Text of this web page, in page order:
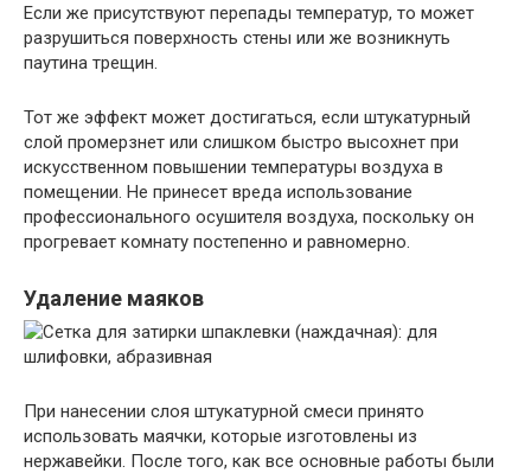
Если же присутствуют перепады температур, то может
разрушиться поверхность стены или же возникнуть
паутина трещин.
Тот же эффект может достигаться, если штукатурный
слой промерзнет или слишком быстро высохнет при
искусственном повышении температуры воздуха в
помещении. Не принесет вреда использование
профессионального осушителя воздуха, поскольку он
прогревает комнату постепенно и равномерно.
Удаление маяков
При нанесении слоя штукатурной смеси принято
использовать маячки, которые изготовлены из
нержавейки. После того, как все основные работы были